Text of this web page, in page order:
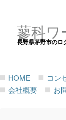
蓼科ワ
長野県茅野市のロ
HOME コン
会社概要
お